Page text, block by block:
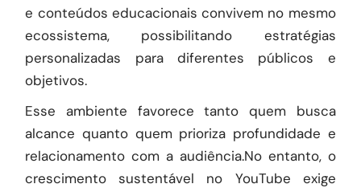
e conteúdos educacionais convivem no mesmo
ecossistema, possibilitando estratégias
personalizadas para diferentes públicos e
objetivos.
Esse ambiente favorece tanto quem busca
alcance quanto quem prioriza profundidade e
relacionamento com a audiência.No entanto, o
crescimento sustentável no YouTube exige